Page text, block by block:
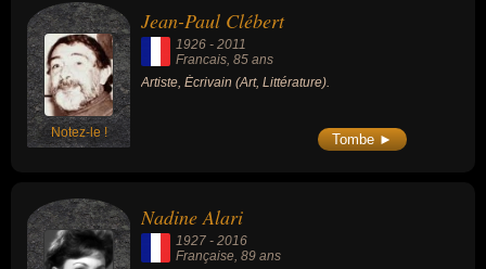
Notez-le !
Jean-Paul Clébert
1926 - 2011
Francais, 85 ans
Artiste, Écrivain (Art, Littérature).
Tombe ►
Nadine Alari
1927 - 2016
Française , 89 ans